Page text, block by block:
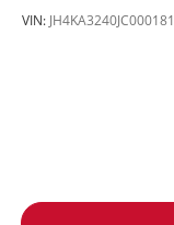
VIN: JH4KA3240JC000181